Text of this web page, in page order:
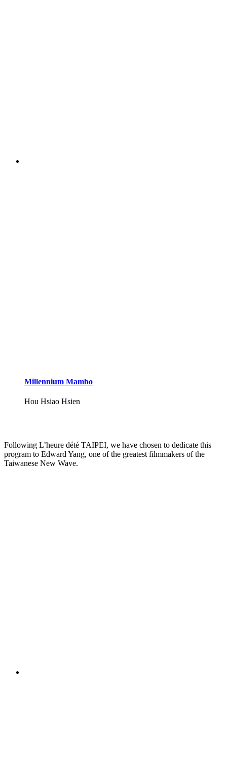
Millennium Mambo
Hou Hsiao Hsien
Following L’heure dété TAIPEI, we have chosen to dedicate this
program to Edward Yang, one of the greatest filmmakers of the
Taiwanese New Wave.